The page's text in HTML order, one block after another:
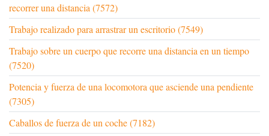
recorrer una distancia (7572)
Trabajo realizado para arrastrar un escritorio (7549)
Trabajo sobre un cuerpo que recorre una distancia en un tiempo
(7520)
Potencia y fuerza de una locomotora que asciende una pendiente
(7305)
Caballos de fuerza de un coche (7182)